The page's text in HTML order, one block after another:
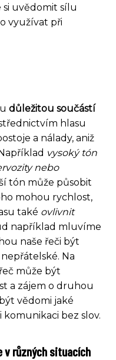
uvědomit sílu
využívat při
důležitou součástí
hlasu
a nálady, aniž
vysoký tón
nebo
tón může působit
mohou rychlost,
také ovlivnit
například mluvíme
naše řeči být
Na
může být
a zájem o druhou
vědomi jaké
bez slov.
v různých situacích